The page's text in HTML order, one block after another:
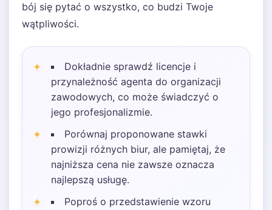
bój się pytać o wszystko, co budzi Twoje
wątpliwości.
Dokładnie sprawdź licencje i
przynależność agenta do organizacji
zawodowych, co może świadczyć o
jego profesjonalizmie.
Porównaj proponowane stawki
prowizji różnych biur, ale pamiętaj, że
najniższa cena nie zawsze oznacza
najlepszą usługę.
Poproś o przedstawienie wzoru